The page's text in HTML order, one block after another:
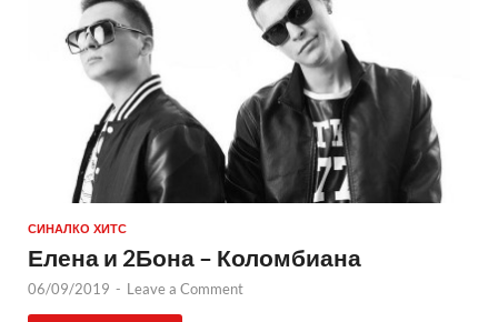
СИНАЛКО ХИТС
Елена и 2Бона – Коломбиана
06/09/2019 - Leave a Comment